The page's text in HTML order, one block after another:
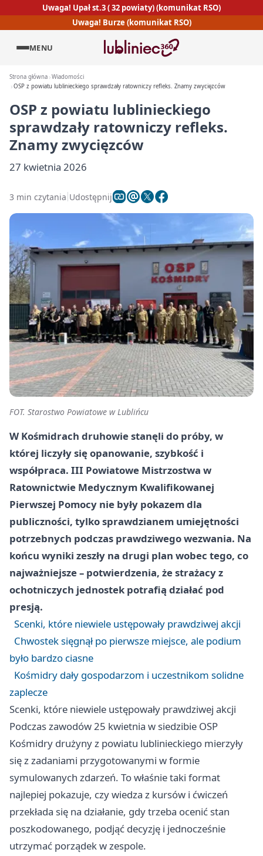
Uwaga! Upał st.3 ( 32 powiaty) (komunikat RSO)
Uwaga! Burze (komunikat RSO)
MENU
Strona główna Wiadomości
OSP z powiatu lublinieckiego sprawdzały ratowniczy refleks. Znamy zwycięzców
OSP z powiatu lublinieckiego
sprawdzały ratowniczy refleks.
Znamy zwycięzców
27 kwietnia 2026
3 min czytania Udostępnij
FOT. Starostwo Powiatowe w Lublińcu
W Kośmidrach druhowie stanęli do próby, w
której liczyły się opanowanie, szybkość i
współpraca. III Powiatowe Mistrzostwa w
Ratownictwie Medycznym Kwalifikowanej
Pierwszej Pomocy nie były pokazem dla
publiczności, tylko sprawdzianem umiejętności
potrzebnych podczas prawdziwego wezwania. Na
końcu wyniki zeszły na drugi plan wobec tego, co
najważniejsze – potwierdzenia, że strażacy z
ochotniczych jednostek potrafią działać pod
presją.
Scenki, które niewiele ustępowały prawdziwej akcji
Chwostek sięgnął po pierwsze miejsce, ale podium
było bardzo ciasne
Kośmidry dały gospodarzom i uczestnikom solidne
zaplecze
Scenki, które niewiele ustępowały prawdziwej akcji
Podczas zawodów 25 kwietnia w siedzibie OSP
Kośmidry drużyny z powiatu lublinieckiego mierzyły
się z zadaniami przygotowanymi w formie
symulowanych zdarzeń. To właśnie taki format
najlepiej pokazuje, czy wiedza z kursów i ćwiczeń
przekłada się na działanie, gdy trzeba ocenić stan
poszkodowanego, podjąć decyzję i jednocześnie
utrzymać porządek w zespole.